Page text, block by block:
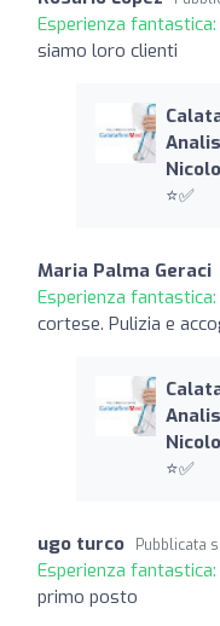
Esperienza fantastica:
siamo loro clienti
⭐️✅
Maria Palma Geraci
Esperienza fantastica:
cortese. Pulizia e
⭐️✅
ugo turco Pubblicata
Esperienza fantastica:
primo posto